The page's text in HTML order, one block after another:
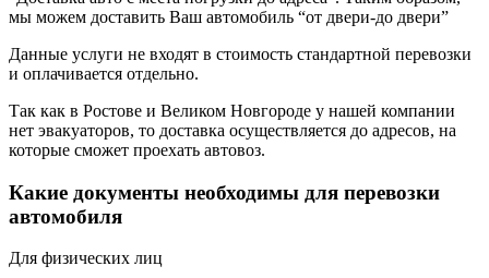
мы можем доставить Ваш автомобиль “от двери-до двери”
Данные услуги не входят в стоимость стандартной перевозки
и оплачивается отдельно.
Так как в Ростове и Великом Новгороде у нашей компании
нет эвакуаторов, то доставка осуществляется до адресов, на
которые сможет проехать автовоз.
Какие документы необходимы для перевозки
автомобиля
Для физических лиц